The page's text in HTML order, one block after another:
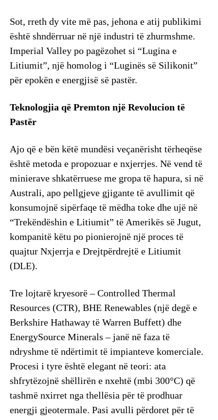
Sot, rreth dy vite më pas, jehona e atij publikimi
është shndërruar në një industri të zhurmshme.
Imperial Valley po pagëzohet si “Lugina e
Litiumit”, një homolog i “Luginës së Silikonit”
për epokën e energjisë së pastër.
Teknologjia që Premton një Revolucion të
Pastër
Ajo që e bën këtë mundësi veçanërisht tërheqëse
është metoda e propozuar e nxjerrjes. Në vend të
minierave shkatërruese me gropa të hapura, si në
Australi, apo pellgjeve gjigante të avullimit që
konsumojnë sipërfaqe të mëdha toke dhe ujë në
“Trekëndëshin e Litiumit” të Amerikës së Jugut,
kompanitë këtu po pionierojnë një proces të
quajtur Nxjerrja e Drejtpërdrejtë e Litiumit
(DLE).
Tre lojtarë kryesorë – Controlled Thermal
Resources (CTR), BHE Renewables (një degë e
Berkshire Hathaway të Warren Buffett) dhe
EnergySource Minerals – janë në faza të
ndryshme të ndërtimit të impianteve komerciale.
Procesi i tyre është elegant në teori: ata
shfrytëzojnë shëllirën e nxehtë (mbi 300°C) që
tashmë nxirret nga thellësia për të prodhuar
energji gjeotermale. Pasi avulli përdoret për të